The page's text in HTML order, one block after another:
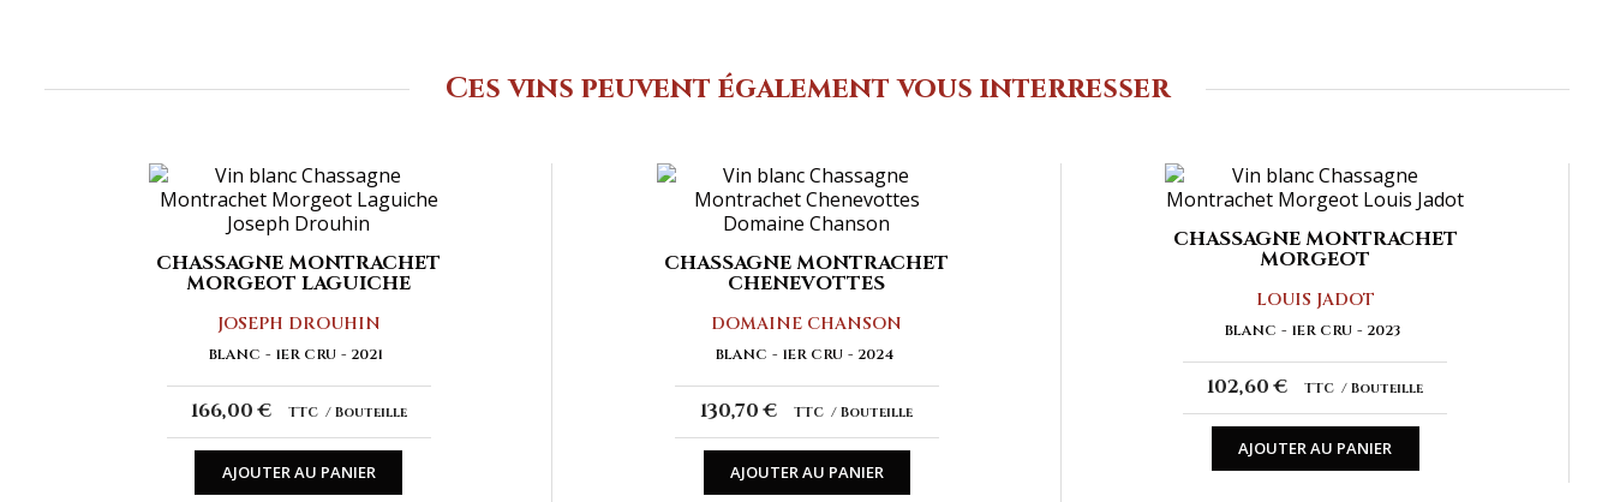
Ces vins peuvent également vous interresser
CHASSAGNE MONTRACHET
MORGEOT LAGUICHE
JOSEPH DROUHIN
BLANC 1ER CRU 2021
166,00 € TTC Bouteille
AJOUTER AU PANIER
CHASSAGNE MONTRACHET
CHENEVOTTES
DOMAINE CHANSON
BLANC 1ER CRU 2024
130,70 € TTC Bouteille
AJOUTER AU PANIER
CHASSAGNE MONTRACHET
MORGEOT
LOUIS JADOT
BLANC 1ER CRU 2023
102,60 € TTC Bouteille
AJOUTER AU PANIER